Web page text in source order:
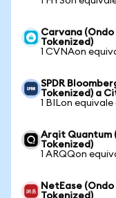
Carvana
Tokenized)
1 CVNAon
SPDR
Tokenized) a
1 BILon
Arqit Quantum
Tokenized)
1 ARQQon
NetEase
Tokenized)